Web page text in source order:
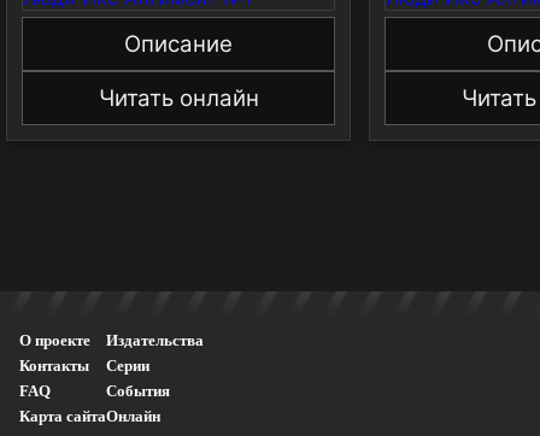
Описание
Читать онлайн
О проекте
Контакты
FAQ
Карта сайта
Издательства
Серии
События
Онлайн